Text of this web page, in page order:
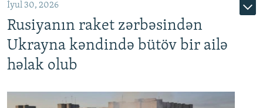
İyul 30, 2026
Rusiyanın raket zərbəsindən
Ukrayna kəndində bütöv bir ailə
həlak olub